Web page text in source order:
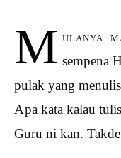
M ulanya
sempena
pulak yang
Apa kata kalau
Guru ni kan.